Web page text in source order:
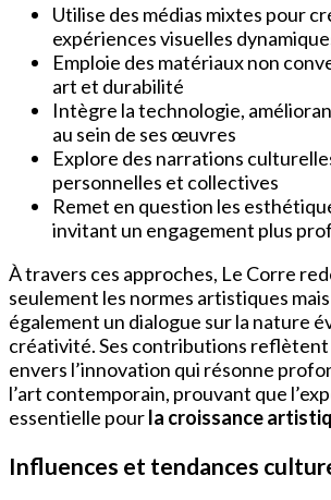
Utilise des médias mixtes pour
expériences visuelles
Emploie des matériaux non
art et durabilité
Intègre la technologie,
au sein de ses œuvres
Explore des narrations
personnelles et collectives
Remet en question les
invitant un engagement plus
À travers ces approches, Le Corre
seulement les normes artistiques
également un dialogue sur la nature
créativité. Ses contributions
envers l’innovation qui résonne
l’art contemporain, prouvant que
essentielle pourla croissance
Influences et tendances